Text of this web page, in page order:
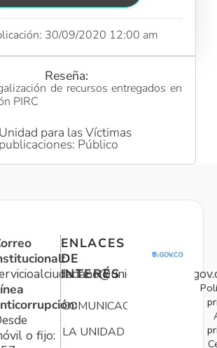
30/09/2020 12:00 am
Reseña:
de recursos entregados en
PIRC
para las Víctimas
Público
o fijo:
ENLACES
DE
INTERÉS
COMUNICACIONES
LA UNIDAD